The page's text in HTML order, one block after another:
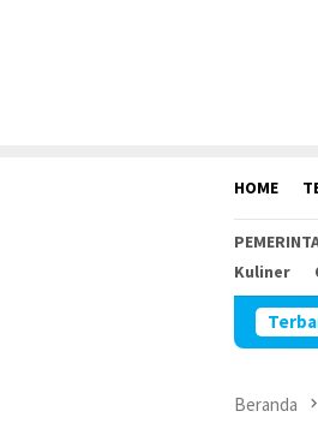
HOME
Kuliner
Beranda